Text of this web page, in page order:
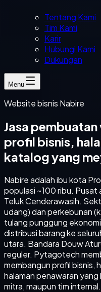
Tentang Kami
Tim Kami
Karir
Hubungi Kami
Dukungan
Menu
Website bisnis Nabire
Jasa
profil bisnis,
katalog yang
Nabire adalah ibu kota
populasi ~100 ribu. Pusat
Teluk Cenderawasih.
udang) dan perkebunan
tulang punggung
distribusi barang ke
utara. Bandara Douw
reguler. Pytagotech
membangun profil bisnis,
halaman penawaran
mitra, maupun tim internal.